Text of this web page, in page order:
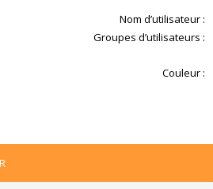
Nom d’utilisateur :
Groupes d’utilisateurs :
Couleur :